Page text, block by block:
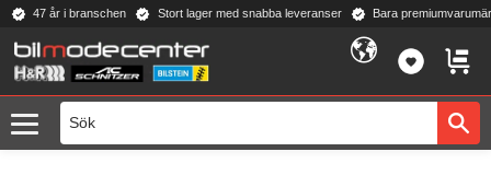
Meny
47 år i branschen Stort lager med snabba leveranser Bara